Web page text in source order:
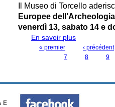
Il Museo di Torcello
Europee dell’Archeologia
venerdì 13, sabato 14 e
En savoir plus
GIORNATE
« premier
‹ précédent
7
8 9
E